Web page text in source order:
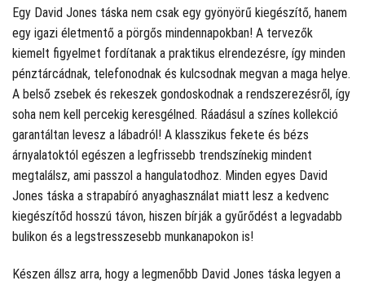
Egy David Jones táska nem csak egy gyönyörű kiegészítő, hanem
egy igazi életmentő a pörgős mindennapokban! A tervezők
kiemelt figyelmet fordítanak a praktikus elrendezésre, így minden
pénztárcádnak, telefonodnak és kulcsodnak megvan a maga helye.
A belső zsebek és rekeszek gondoskodnak a rendszerezésről, így
soha nem kell percekig keresgélned. Ráadásul a színes kollekció
garantáltan levesz a lábadról! A klasszikus fekete és bézs
árnyalatoktól egészen a legfrissebb trendszínekig mindent
megtalálsz, ami passzol a hangulatodhoz. Minden egyes David
Jones táska a strapabíró anyaghasználat miatt lesz a kedvenc
kiegészítőd hosszú távon, hiszen bírják a gyűrődést a legvadabb
bulikon és a legstresszesebb munkanapokon is!
Készen állsz arra, hogy a legmenőbb David Jones táska legyen a